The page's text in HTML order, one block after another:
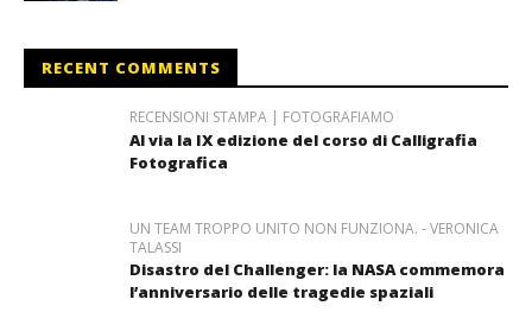
RECENT COMMENTS
RECENSIONI STAMPA | FOTOGRAFIAMO
Al via la IX edizione del corso di Calligrafia
Fotografica
UN TEAM TROPPO UNITO NON FUNZIONA. - VERONICA
TALASSI
Disastro del Challenger: la NASA commemora
l’anniversario delle tragedie spaziali